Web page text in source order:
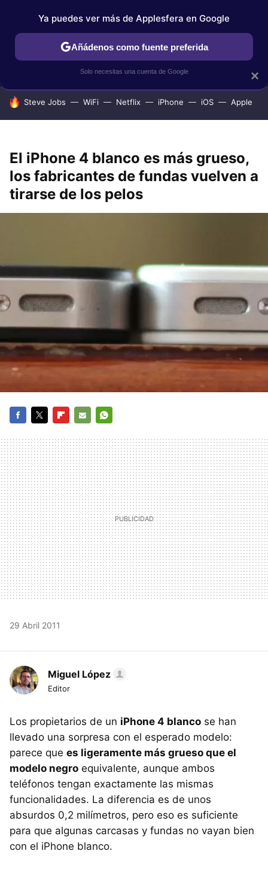
IPHONE TUTORIALES APPLESFERA SELECCIÓN
HOY SE HABLA DE
Steve Jobs WiFi Netflix iPhone iOS Apple
El iPhone 4 blanco es más grueso,
los fabricantes de fundas vuelven a
tirarse de los pelos
MAIL
29 Abril 2011
Miguel López
Editor
Los propietarios de un iPhone 4 blanco se han
llevado una sorpresa con el esperado modelo:
parece que es ligeramente más grueso que el
modelo negro equivalente, aunque ambos
teléfonos tengan exactamente las mismas
funcionalidades. La diferencia es de unos
absurdos 0,2 milímetros, pero eso es suficiente
para que algunas carcasas y fundas no vayan bien
con el iPhone blanco.
×
Ya puedes ver más de Applesfera en Google
Añádenos como fuente preferida
Solo necesitas una cuenta de Google